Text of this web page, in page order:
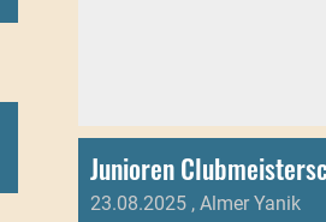
Junioren
23.08.2025, Almer Yanik